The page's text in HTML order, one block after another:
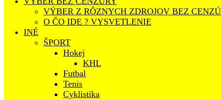
VÝBER Z RÔZNYCH ZDROJOV BEZ
O ČO IDE ? VYSVETLENIE
INÉ
ŠPORT
Hokej
KHL
Futbal
Tenis
Cyklistika